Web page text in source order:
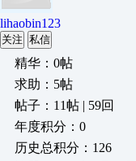
lihaobin123
关注 私信
精华：0帖
求助：5帖
帖子：11帖 | 59回
年度积分：0
历史总积分：126